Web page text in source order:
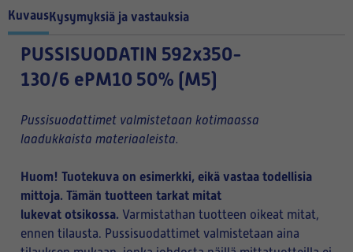
KuvausKysymyksiä ja vastauksia
PUSSISUODATIN 592x350-
130/6 ePM10 50% (M5)
Pussisuodattimet valmistetaan kotimaassa
laadukkaista materiaaleista.
Huom! Tuotekuva on esimerkki, eikä vastaa todellisia
mittoja. Tämän tuotteen tarkat mitat
lukevat otsikossa. Varmistathan tuotteen oikeat mitat,
ennen tilausta. Pussisuodattimet valmistetaan aina